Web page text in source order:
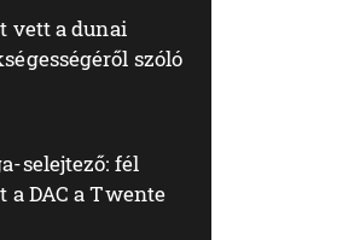
vett a dunai
szóló
selejtező: fél
DAC a Twente